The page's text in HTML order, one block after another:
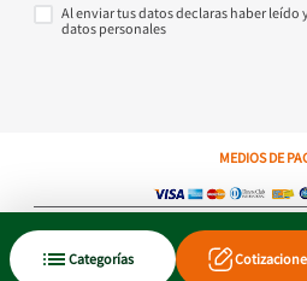
Categorías
Al enviar tus datos declaras haber
datos personales
MEDIOS DE
Copyright © 2023 JEN SA. Derechos